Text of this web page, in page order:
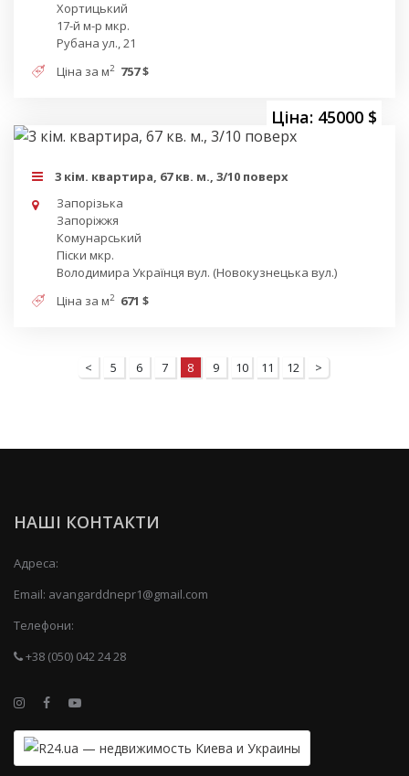
Хортицький
17-й м-р мкр.
Рубана ул., 21
Ціна за м2 757 $
Ціна: 45000 $
3 кім. квартира, 67 кв. м., 3/10 поверх
Запорізька
Запоріжжя
Комунарський
Піски мкр.
Володимира Українця вул. (Новокузнецька вул.)
Ціна за м2 671 $
< 5 6 7 8 9 10 11 12 >
НАШІ КОНТАКТИ
Адреса:
Email: avangarddnepr1@gmail.com
Телефони:
+38 (050) 042 24 28